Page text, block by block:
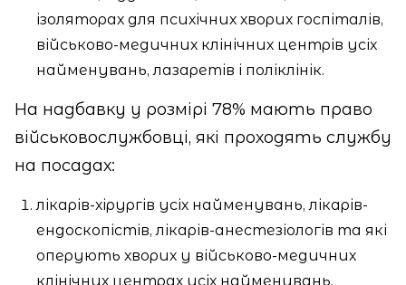
ізоляторах для психічних хворих госпіталів,
військово-медичних клінічних центрів усіх
найменувань, лазаретів і поліклінік.
На надбавку у розмірі 78% мають право
військовослужбовці, які проходять службу
на посадах:
лікарів-хірургів усіх найменувань, лікарів-
ендоскопістів, лікарів-анестезіологів та які
оперують хворих у військово-медичних
клінічних центрах усіх найменувань,